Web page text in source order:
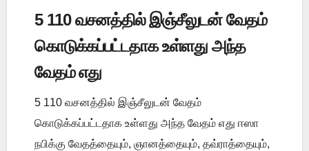
5 110 வசனத்தில் இஞ்சீலுடன் வேதம்
கொடுக்கப்பட்டதாக உள்ளது அந்த
வேதம் எது
5 110 வசனத்தில் இஞ்சீலுடன் வேதம்
கொடுக்கப்பட்டதாக உள்ளது அந்த வேதம் எது ஈஸா
நபிக்கு வேதத்தையும், ஞானத்தையும், தவ்ராத்தையும்,